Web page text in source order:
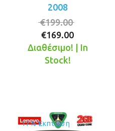
2008
€199.00
was:
€169.00
τρέχουσα
Διαθέσιμο! | In
Stock!
17% Έκπτωση